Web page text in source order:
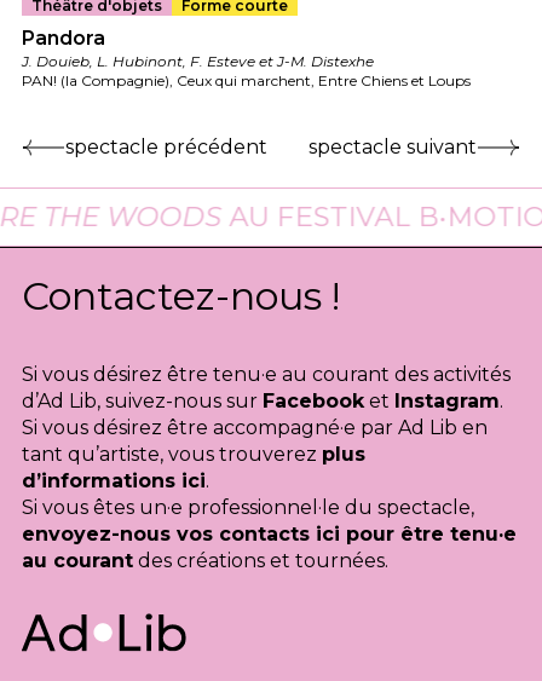
Théâtre d'objets
Forme courte
Pandora
J. Douieb, L. Hubinont, F. Esteve et J-M. Distexhe
PAN! (la Compagnie), Ceux qui marchent, Entre Chiens et Loups
spectacle précédent spectacle suivant
WOODSAU FESTIVAL B•MOTION À
Contactez-nous !
Si vous désirez être tenu·e au courant des activités
d’Ad Lib, suivez-nous sur Facebooket Instagram.
Si vous désirez être accompagné·e par Ad Lib en
tant qu’artiste, vous trouverez plus
d’informations ici.
Si vous êtes un·e professionnel·le du spectacle,
envoyez-nous vos contacts ici pour être tenu·e
au courantdes créations et tournées.